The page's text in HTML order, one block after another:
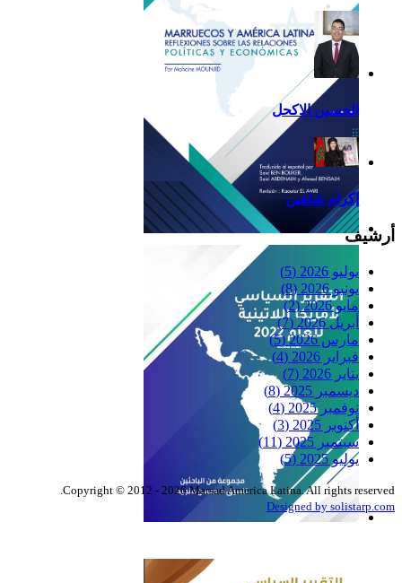
Reflexiones
الحسين الاكحل
إكرام شاهين
أرشيف
يوليو 2026
(5)
يونيو 2026
(8)
مايو 2026
(2)
أبريل 2026
(7)
مارس 2026
(5)
فبراير 2026
(4)
يناير 2026
(7)
ديسمبر 2025
(8)
نوفمبر 2025
(4)
أكتوبر 2025
(3)
سبتمبر 2025
(11)
يوليو 2025
(5)
Copyright © 2012 - 2026 Marsad America Latina. All rights reserved.
Designed by solistarp.com